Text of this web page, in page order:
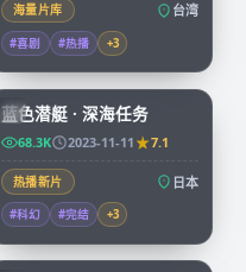
海量片库 台湾
#喜剧 #热播 +3
JP
45:53
蓝色潜艇 · 深海任务
68.3K 2023-11-11 7.1
热播新片 日本
#科幻 #完结 +3